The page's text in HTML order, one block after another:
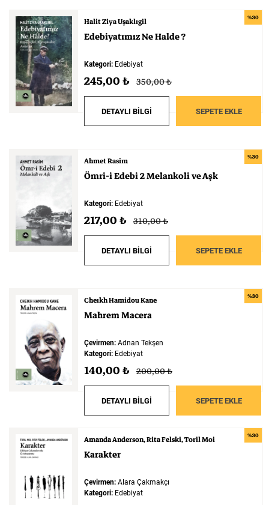
%30
Halit Ziya Uşaklıgil
EdebiyatımızNeHalde?
Kategori: Edebiyat
245,00 ₺ 350,00 ₺
DETAYLI BİLGİ SEPETE EKLE
%30
Ahmet Rasim
Ömri-iEdebi2MelankoliveAşk
Kategori: Edebiyat
217,00 ₺ 310,00 ₺
DETAYLI BİLGİ SEPETE EKLE
%30
Cheıkh Hamidou Kane
MahremMacera
Çevirmen: Adnan Tekşen
Kategori: Edebiyat
140,00 ₺ 200,00 ₺
DETAYLI BİLGİ SEPETE EKLE
%30
Amanda Anderson Rita Felski Toril Moi
Karakter
Çevirmen: Alara Çakmakçı
Kategori: Edebiyat